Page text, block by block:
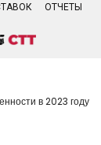
ОТЧЕТЫ
в 2023 году